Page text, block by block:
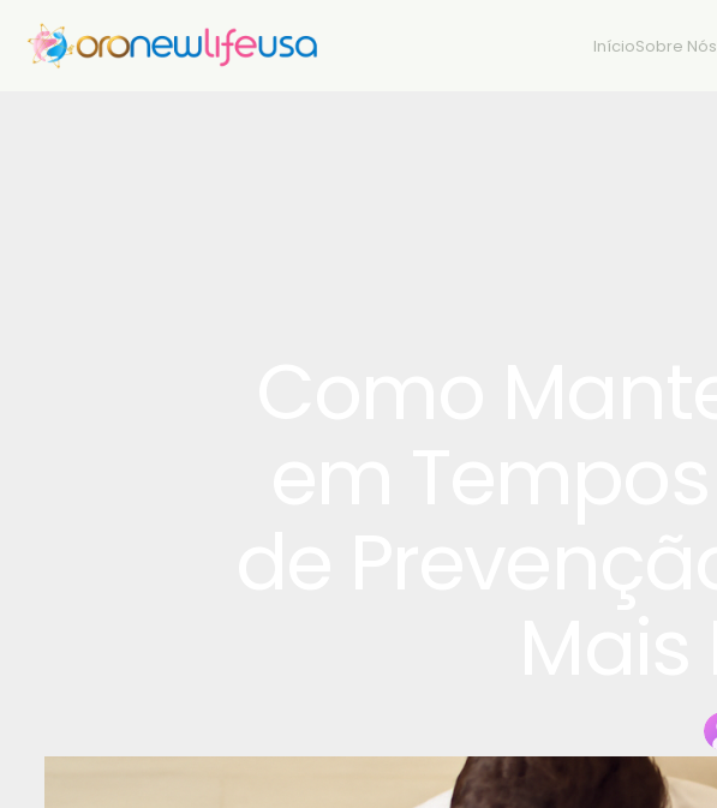
InícioSobre Nós